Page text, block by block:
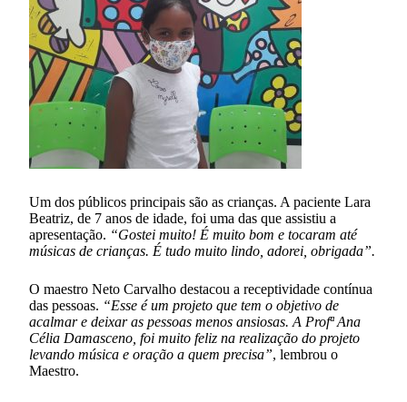
Um dos públicos principais são as crianças. A paciente Lara
Beatriz, de 7 anos de idade, foi uma das que assistiu a
apresentação. “Gostei muito! É muito bom e tocaram até
músicas de crianças. É tudo muito lindo, adorei, obrigada”.
O maestro Neto Carvalho destacou a receptividade contínua
das pessoas. “Esse é um projeto que tem o objetivo de
acalmar e deixar as pessoas menos ansiosas. A Profª Ana
Célia Damasceno, foi muito feliz na realização do projeto
levando música e oração a quem precisa”, lembrou o
Maestro.